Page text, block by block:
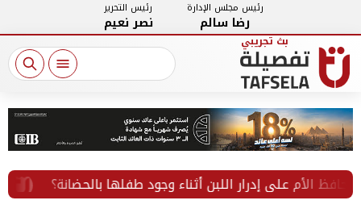
رئيس مجلس الإدارة
رضا سالم
رئيس التحرير
نصر نعيم
غدًا.. على إدرار اللبن أثناء وجود طفلها بالحضانة؟